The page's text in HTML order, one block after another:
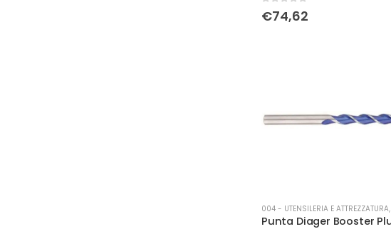
€74,62
004 - UTENSILERIA E ATTREZZATURA,